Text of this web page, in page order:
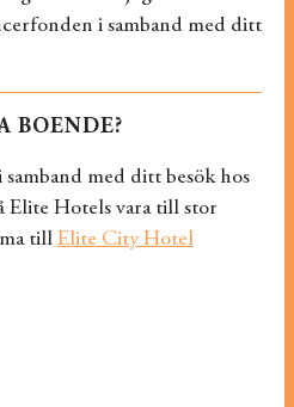
i samband med ditt
BOENDE?
med ditt besök hos
Elite Hotels vara till stor
till Elite City Hotel